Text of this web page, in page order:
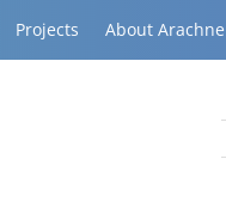
Projects About Arachne